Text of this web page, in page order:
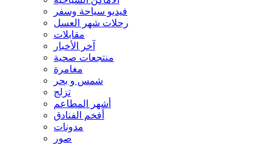
فيديو سياحة وسفر
رحلات شهر العسل
مقابلات
آخر الأخبار
منتجعات صحية
مغامرة
شمس و بحر
تزلج
أشهر المطاعم
أفخم الفنادق
مدونات
صور